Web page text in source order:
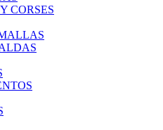
CORSES